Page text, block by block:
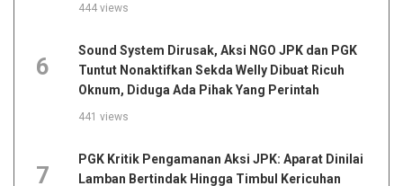
444 views
6
Sound System Dirusak, Aksi NGO JPK dan PGK
Tuntut Nonaktifkan Sekda Welly Dibuat Ricuh
Oknum, Diduga Ada Pihak Yang Perintah
441 views
7
PGK Kritik Pengamanan Aksi JPK: Aparat Dinilai
Lamban Bertindak Hingga Timbul Kericuhan